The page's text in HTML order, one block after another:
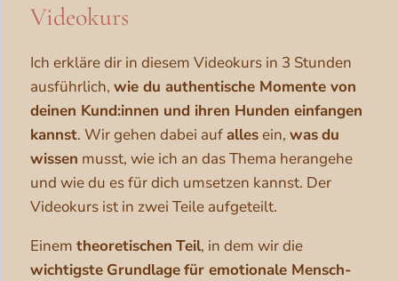
Videokurs
Ich erkläre dir in diesem Videokurs in 3 Stunden
ausführlich, wie du authentische Momente von
deinen Kund:innen und ihren Hunden einfangen
kannst. Wir gehen dabei aufallesein, wasdu
wissen musst, wie ich an das Thema herangehe
und wie du es für dich umsetzen kannst. Der
Videokurs ist in zwei Teile aufgeteilt.
Einem theoretischen Teil, in dem wir die
wichtigste Grundlagefür emotionale Mensch-